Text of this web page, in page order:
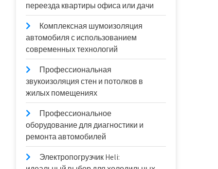
переезда квартиры офиса или дачи
Комплексная шумоизоляция
автомобиля с использованием
современных технологий
Профессиональная
звукоизоляция стен и потолков в
жилых помещениях
Профессиональное
оборудование для диагностики и
ремонта автомобилей
Электропогрузчик Heli: